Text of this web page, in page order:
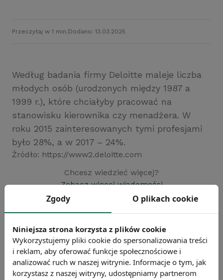
Przeczytaj w 1 min. Dodano: 13.03.2025
Według badania firmy Deloitte maleje liczba
młodych osób (urodzonych między 1987 a
1999 r.), które chciałyby pracować na
stanowisku kierownika czy menadżera. W
roku 2015 zainteresowanych tymi profesjami
było 28%, a w 2017 – 24%.
Źródło: https://www2.deloitte.com
Chcesz wiedzieć więcej?
Zobacz więcej wiadomości
Zgody O plikach cookie
Niniejsza strona korzysta z plików cookie
Wykorzystujemy pliki cookie do spersonalizowania treści
i reklam, aby oferować funkcje społecznościowe i
analizować ruch w naszej witrynie. Informacje o tym, jak
korzystasz z naszej witryny, udostępniamy partnerom